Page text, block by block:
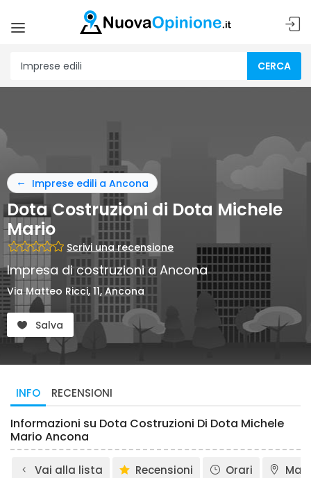
CERCA
Imprese edili a Ancona
Dota Costruzioni di Dota Michele
Mario
Scrivi una recensione
Impresa di costruzioni a Ancona
Via Matteo Ricci, 11, Ancona
Salva
INFO RECENSIONI
Informazioni su Dota Costruzioni Di Dota Michele
Mario Ancona
Vai alla lista Recensioni Orari